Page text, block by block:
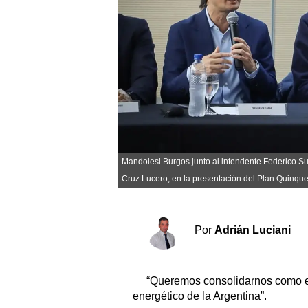
Sociedad y tiempo libre
El tiempo
Fúnebres
Horóscopo
Suplementos
Mandolesi Burgos junto al intendente Federico
Cruz Lucero, en la presentación del Plan
Por Adrián Luciani
“Queremos consolidarnos
energético de la Argentina”.